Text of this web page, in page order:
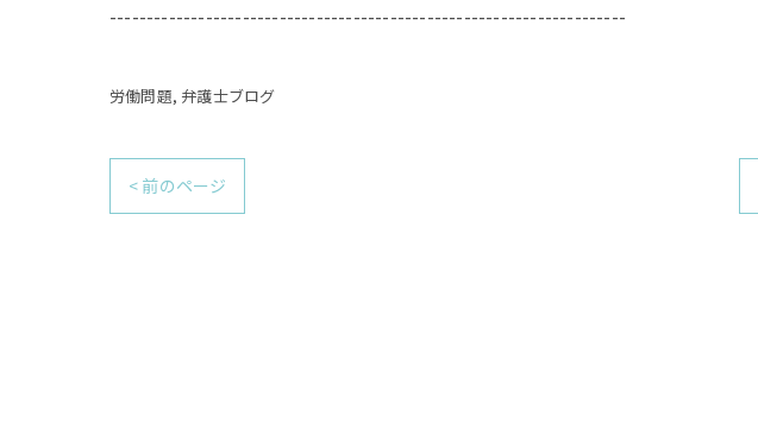
----------------------------------------------------------------------
労働問題 弁護士ブログ
< 前のページ